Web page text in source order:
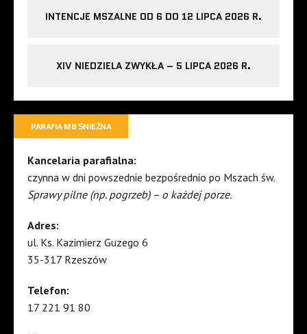
INTENCJE MSZALNE OD 6 DO 12 LIPCA 2026 R.
XIV NIEDZIELA ZWYKŁA – 5 LIPCA 2026 R.
PARAFIA MB ŚNIEŻNA
Kancelaria parafialna:
czynna w dni powszednie bezpośrednio po Mszach św.
Sprawy pilne (np. pogrzeb) – o każdej porze.
Adres:
ul. Ks. Kazimierz Guzego 6
35-317 Rzeszów
Telefon:
17 221 91 80